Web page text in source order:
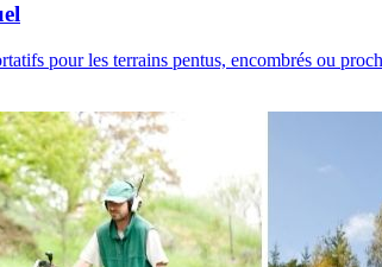
pour les terrains pentus, encombrés ou